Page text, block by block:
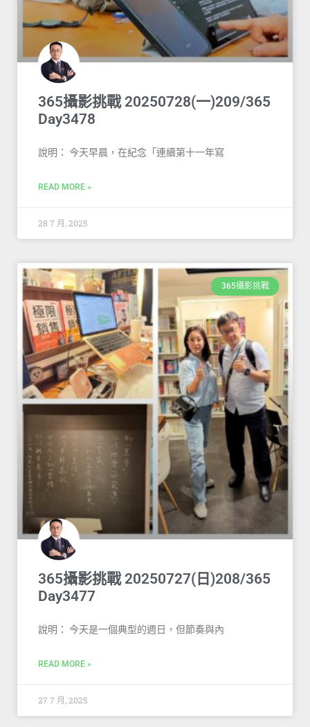
365攝影挑戰 20250728(一)209/365
Day3478
說明： 今天早晨，在紀念「連續第十一年寫
READ MORE »
28 7 月, 2025
365攝影挑戰
365攝影挑戰 20250727(日)208/365
Day3477
說明： 今天是一個典型的週日，但節奏與內
READ MORE »
27 7 月, 2025